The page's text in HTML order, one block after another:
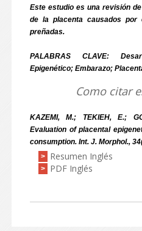
Este estudio es una revisión
de la placenta causados
preñadas.
PALABRAS CLAVE:
Epigenético; Embarazo;
Como citar
KAZEMI, M.; TEKIEH, E.;
Evaluation of placental
consumption. Int. J. Morphol.,
>
Resumen Inglés
> PDF Inglés